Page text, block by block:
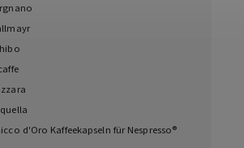
d'Oro Kaffeekapseln für Nespresso®